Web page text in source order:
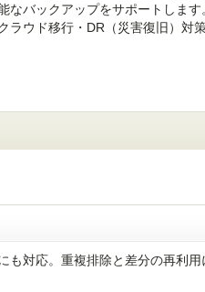
なバックアップをサポートします
ラウド移行・DR（災害復旧）対
も対応。重複排除と差分の再利用